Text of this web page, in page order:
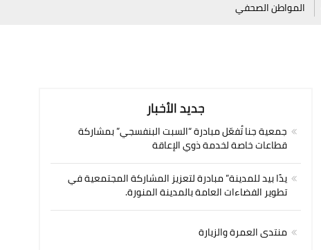
المواطن الصحفي
جديد الأخبار
جمعية جنا تُفعّل مبادرة “السبت البنفسجي” بمشاركة
قطاعات خاصة لخدمة ذوي الإعاقة
يدًا بيد للمدينة” مبادرة لتعزيز المشاركة المجتمعية في
تطوير الفضاءات العامة بالمدينة المنورة.
منتدى العمرة والزيارة